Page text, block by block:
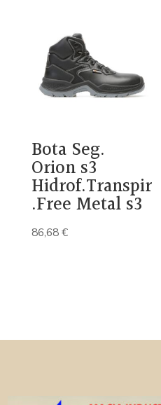
Bota Seg.
Orion s3
Hidrof.Transpir
.Free Metal s3
86,68€